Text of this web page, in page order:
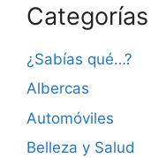
Categorías
¿Sabías qué…?
Albercas
Automóviles
Belleza y Salud